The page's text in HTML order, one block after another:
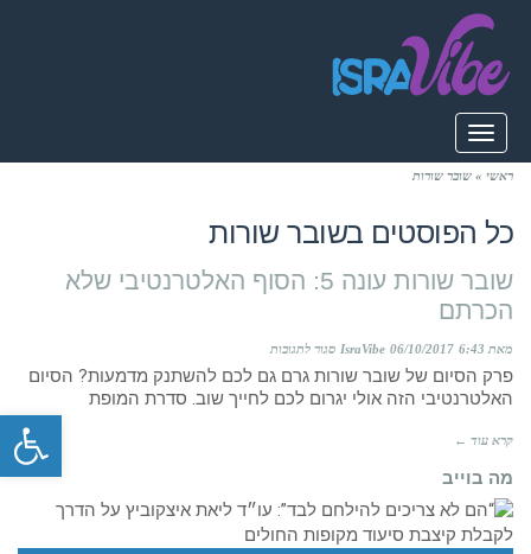
תפריט
ראשי » שובר שורות
כל הפוסטים בשובר שורות
שובר שורות עונה 5: הסוף האלטרנטיבי שלא
הכרתם
מאת IsraVibe 06/10/2017 6:43 סגור לתגובות
שובר
הסוף
האלטרנטיבי
פרק הסיום של שובר שורות גרם גם לכם להשתנק מדמעות? הסיום
האלטרנטיבי הזה אולי יגרום לכם לחייך שוב. סדרת המופת
קרא עוד ←
מה בוייב
פתח